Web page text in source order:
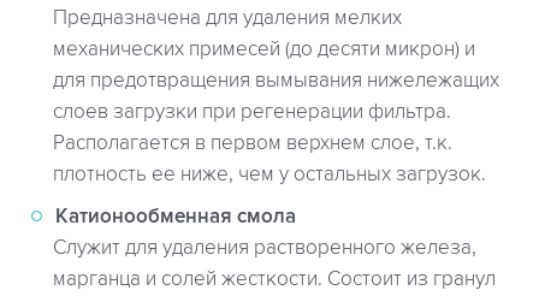
Предназначена для удаления мелких
механических примесей (до десяти микрон) и
для предотвращения вымывания нижележащих
слоев загрузки при регенерации фильтра.
Располагается в первом верхнем слое, т.к.
плотность ее ниже, чем у остальных загрузок.
Катионообменная смола
Служит для удаления растворенного железа,
марганца и солей жесткости. Состоит из гранул